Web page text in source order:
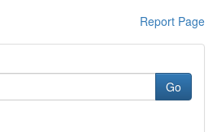
Report Page
Go